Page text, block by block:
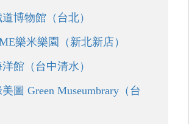
博物館（台北）
樂米樂園（新北新店）
館（台中清水）
圖 Green Museumbrary（台